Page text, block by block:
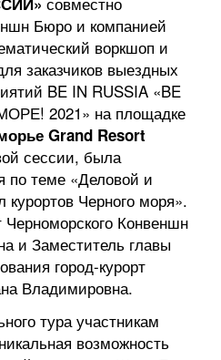
Бюро и компанией
воркшоп и
заказчиков выездных
BE IN RUSSIA «BE
2021» на площадке
Grand Resort
сессии, была
по теме «Деловой и
Черного моря».
Конвеншн
и Заместитель главы
город-курорт
Владимировна.
тура участникам
возможность